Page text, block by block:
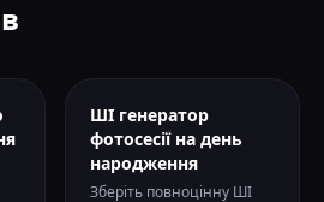
ШІ генератор
фотосесії на день
народження
Зберіть повноцінну ШІ